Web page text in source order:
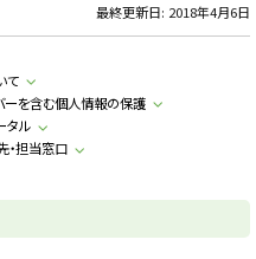
最終更新日: 2018年4月6日
て
ーを含む個人情報の保護
タル
・担当窓口